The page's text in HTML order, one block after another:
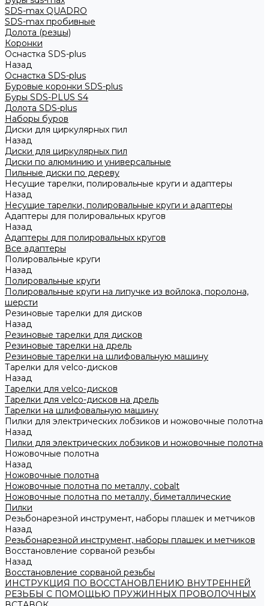
SDS-max QUADRO
SDS-max пробивные
Долота (резцы)
Коронки
Оснастка SDS-plus
Назад
Оснастка SDS-plus
Буровые коронки SDS-plus
Буры SDS-PLUS S4
Долота SDS-plus
Наборы буров
Диски для циркулярных пил
Назад
Диски для циркулярных пил
Диски по алюминию и универсальные
Пильные диски по дереву
Несущие тарелки, полировальные круги и адаптеры
Назад
Несущие тарелки, полировальные круги и адаптеры
Адаптеры для полировальных кругов
Назад
Адаптеры для полировальных кругов
Все адаптеры
Полировальные круги
Назад
Полировальные круги
Полировальные круги на липучке из войлока, поролона,
шерсти
Резиновые тарелки для дисков
Назад
Резиновые тарелки для дисков
Резиновые тарелки на дрель
Резиновые тарелки на шлифовальную машину
Тарелки для velco-дисков
Назад
Тарелки для velco-дисков
Тарелки для velco-дисков на дрель
Тарелки на шлифовальную машину
Пилки для электрических лобзиков и ножовочные полотна
Назад
Пилки для электрических лобзиков и ножовочные полотна
Ножовочные полотна
Назад
Ножовочные полотна
Ножовочные полотна по металлу, cobalt
Ножовочные полотна по металлу, биметаллические
Пилки
Резьбонарезной инструмент, наборы плашек и метчиков
Назад
Резьбонарезной инструмент, наборы плашек и метчиков
Восстановление сорваной резьбы
Назад
Восстановление сорваной резьбы
ИНСТРУКЦИЯ ПО ВОССТАНОВЛЕНИЮ ВНУТРЕННЕЙ
РЕЗЬБЫ С ПОМОЩЬЮ ПРУЖИННЫХ ПРОВОЛОЧНЫХ